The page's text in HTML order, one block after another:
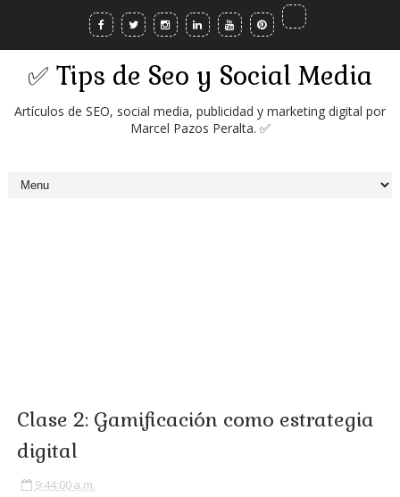
✅ Tips de Seo y Social Media
Artículos de SEO, social media, publicidad y marketing digital por
Marcel Pazos Peralta. ✅
Clase 2: Gamificación como estrategia
digital
9:44:00 a.m.